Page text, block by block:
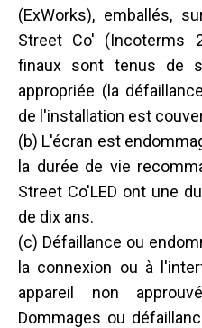
(ExWorks), emballés,
Street Co' (Incoterms
finaux sont tenus de
appropriée (la
de l'installation est
(b) L'écran est
la durée de vie
Street Co'LED ont une
de dix ans.
(c) Défaillance ou
la connexion ou à
appareil non
Dommages ou